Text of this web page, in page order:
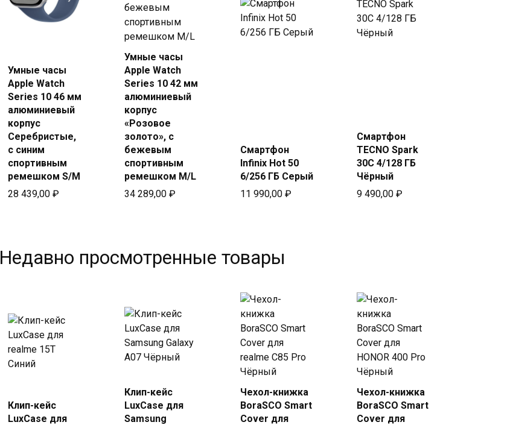
Умные часы
Apple Watch
Series 10 46 мм
алюминиевый
корпус
Серебристые,
с синим
спортивным
ремешком S/M
28 439,00 ₽
Купить
в Beeline
Умные часы
Apple Watch
Series 10 42 мм
алюминиевый
корпус
«Розовое
золото», с
бежевым
спортивным
ремешком M/L
34 289,00 ₽
Смартфон
Infinix Hot 50
6/256 ГБ Серый
11 990,00 ₽
Смартфон
TECNO Spark
30C 4/128 ГБ
Чёрный
9 490,00 ₽
Недавно просмотренные товары
в Beeline
Клип-кейс
LuxCase для
Купить
в Beeline
Клип-кейс
LuxCase для
Samsung
Купить
в Beeline
Чехол-книжка
BoraSCO Smart
Cover для
Купить
в Beeline
Чехол-книжка
BoraSCO Smart
Cover для